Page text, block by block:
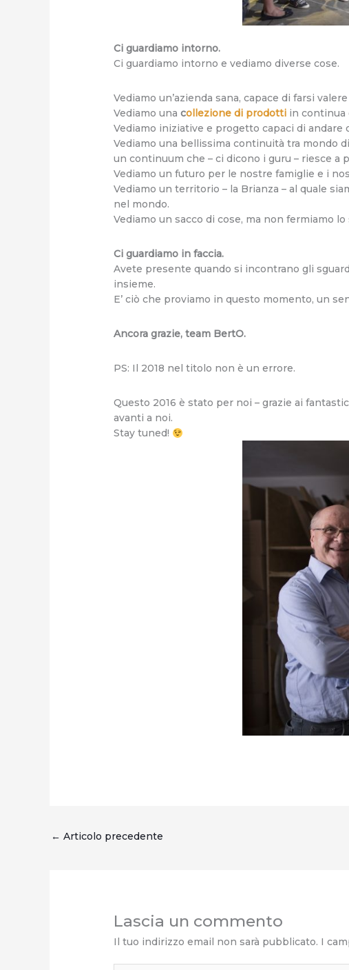
Ci guardiamo intorno.
Ci guardiamo intorno e vediamo diverse cose.
Vediamo un’azienda sana, capace di farsi
Vediamo unacollezione di prodotti in continua
Vediamo iniziative e progetto capaci di
Vediamo una bellissima continuità tra mondo
un continuum che – ci dicono i guru – riesce a
Vediamo un futuro per le nostre famiglie e i
Vediamo un territorio – la Brianza – al quale
nel mondo.
Vediamo un sacco di cose, ma non fermiamo
Ci guardiamo in faccia.
Avete presente quando si incontrano gli
insieme.
E’ ciò che proviamo in questo momento, un
Ancora grazie, team BertO.
PS: Il 2018 nel titolo non è un errore.
Questo 2016 è stato per noi – grazie ai
avanti a noi.
Stay tuned!
← Articolo precedente
Lascia un commento
Il tuo indirizzo email non sarà pubblicato. I